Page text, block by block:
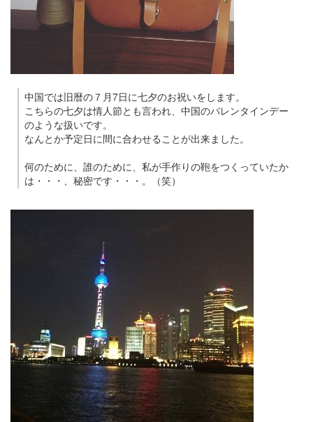
中国では旧暦の７月7日に七夕のお祝いをします。
こちらの七夕は情人節とも言われ、中国のバレンタインデー
のような扱いです。
なんとか予定日に間に合わせることが出来ました。
何のために、誰のために、私が手作りの鞄をつくっていたか
は・・・、秘密です・・・。（笑）